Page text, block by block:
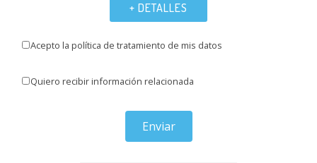
+ DETALLES
Acepto la política de tratamiento de mis datos
Quiero recibir información relacionada
Enviar